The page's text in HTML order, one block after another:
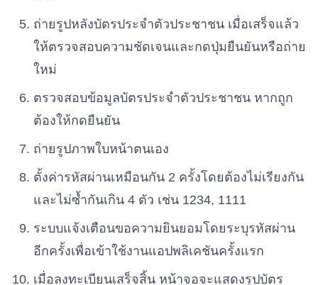
เบอร์ 50 พรรคพลังปวงชนไทย
เบอร์ 52
เบอร์ 53 พรรคพลังสังคม
เบอร์ 54 พรรคภราดรภาพ
ถ่ายรูปหลังบัตรประจำตัวประชาชน เมื่อเสร็จแล้ว
ให้ตรวจสอบความชัดเจนและกดปุ่มยืนยันหรือถ่าย
ใหม่
ตรวจสอบข้อมูลบัตรประจำตัวประชาชน หากถูก
ต้องให้กดยืนยัน
ถ่ายรูปภาพใบหน้าตนเอง
ตั้งค่ารหัสผ่านเหมือนกัน 2 ครั้งโดยต้องไม่เรียงกัน
และไม่ซ้ำกันเกิน 4 ตัว เช่น 1234, 1111
ระบบแจ้งเตือนขอความยินยอมโดยระบุรหัสผ่าน
อีกครั้งเพื่อเข้าใช้งานแอปพลิเคชันครั้งแรก
เมื่อลงทะเบียนเสร็จสิ้น หน้าจอจะแสดงรูปบัตร